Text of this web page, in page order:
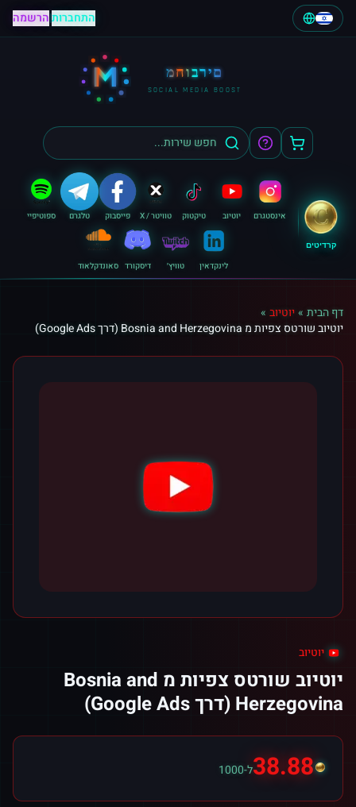
התחברות|הרשמה
M מחוברים
SOCIAL MEDIA BOOST
קרדיטים
אינסטגרם יוטיוב טיקטוק טוויטר / X פייסבוק טלגרם ספוטיפיי
לינקדאין טוויץ׳ דיסקורד סאונדקלאוד
דף הבית »יוטיוב »
יוטיוב שורטס צפיות מ Bosnia and Herzegovina (דרך Google Ads)
יוטיוב
יוטיוב שורטס צפיות מ Bosnia and
Herzegovina (דרך Google Ads)
38.88ל-1000